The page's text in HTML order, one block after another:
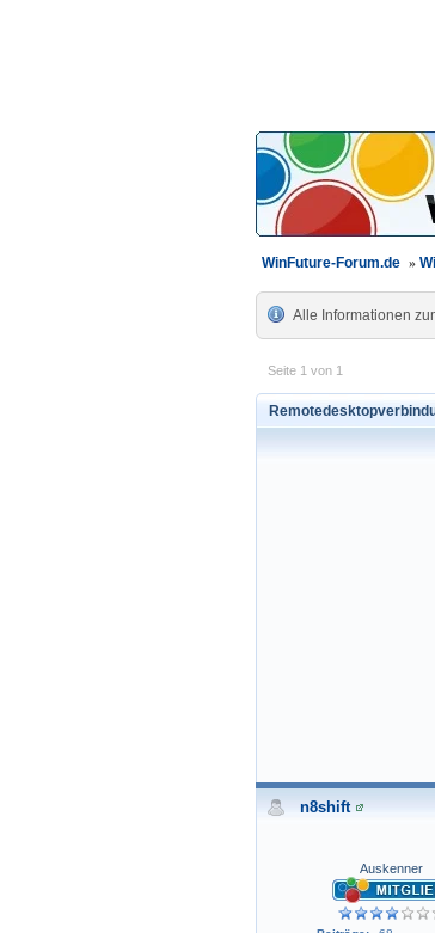
WinFuture-Forum.de »
Alle Informationen
Seite 1 von 1
n8shift
Auskenner